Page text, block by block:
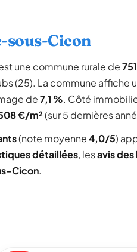
sous-Cicon
une commune rurale de
(25). La commune affiche
de7,1 %. Côté
€/m²(sur 5 dernières
(note moyenne4,0/5)
détaillées, lesavis
Cicon.